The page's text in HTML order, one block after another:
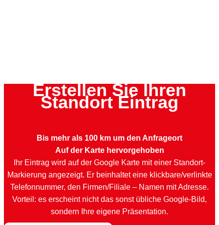
Erstellen Sie Ihren
Standort Eintrag
Bis mehr als 100 km um den Anfrageort
Auf der Karte hervorgehoben
Ihr Eintrag wird auf der Google Karte mit einer Standort-
Markierung angezeigt. Er beinhaltet eine klickbare/verlinkte
Telefonnummer, den Firmen/Filiale – Namen mit Adresse.
Vorteil: es erscheint nicht das sonst übliche Google-Bild,
sondern Ihre eigene Präsentation.